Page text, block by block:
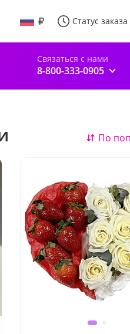
Статус заказа
Связаться с нами
8-800-333-0905
По